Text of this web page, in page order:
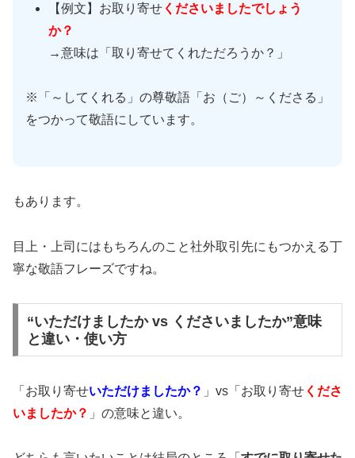
【例文】お取り寄せ くださいましたでしょう
か？
→意味は「取り寄せてくれただろうか？」
※「～してくれる」の尊敬語「お（ご）～くださる」
をつかって敬語にしています。
もあります。
目上・上司にはもちろんのこと社外取引先にもつかえる丁
寧な敬語フレーズですね。
“いただけましたか vs くださいましたか”意味
と違い・使い方
「お取り寄せいただけましたか？ 」vs「お取り寄せ くださ
いましたか？ 」の意味と違い。